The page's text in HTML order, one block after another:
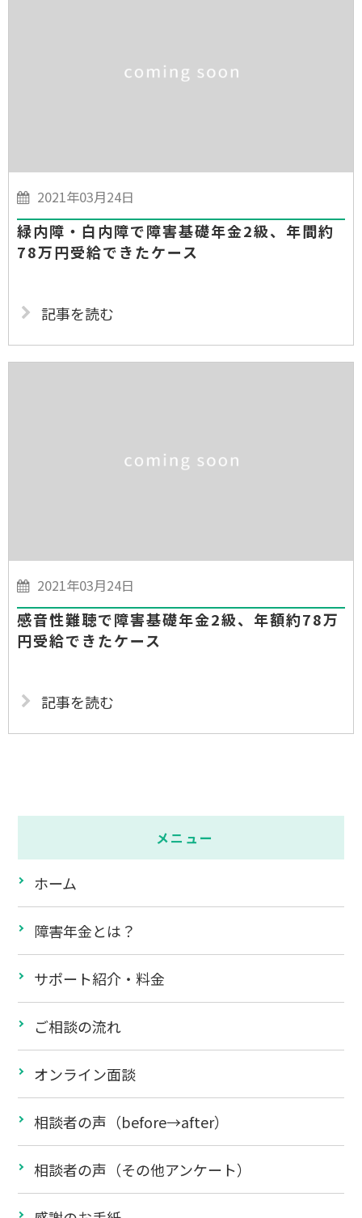
2021年03月24日
緑内障・白内障で障害基礎年金2級、年間約
78万円受給できたケース
記事を読む
2021年03月24日
感音性難聴で障害基礎年金2級、年額約78万
円受給できたケース
記事を読む
メニュー
ホーム
障害年金とは？
サポート紹介・料金
ご相談の流れ
オンライン面談
相談者の声（before→after）
相談者の声（その他アンケート）